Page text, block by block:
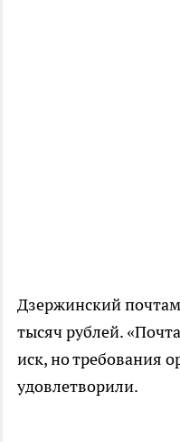
Дзержинский
тысяч рублей.
иск, но требования
удовлетворили.